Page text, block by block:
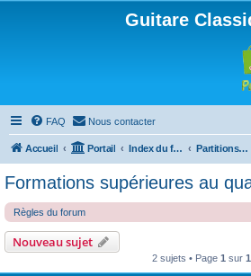
Guitare
FAQ Nous contacter
Accueil Portail Index du forum Partitions pour guitare en libre téléchargement
Formations supérieures au
Règles du forum
Nouveau sujet
2 sujets • Page 1 sur 1